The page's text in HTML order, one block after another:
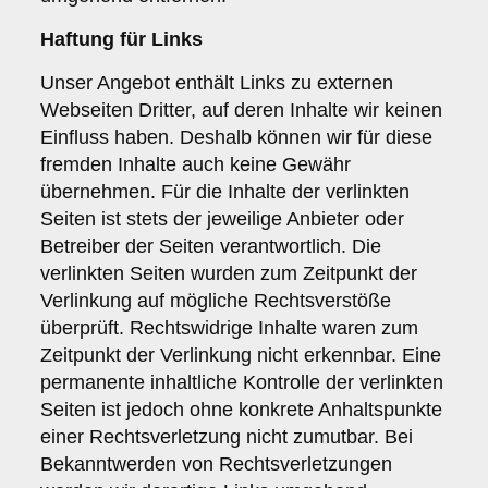
Haftung für Links
Unser Angebot enthält Links zu externen
Webseiten Dritter, auf deren Inhalte wir keinen
Einfluss haben. Deshalb können wir für diese
fremden Inhalte auch keine Gewähr
übernehmen. Für die Inhalte der verlinkten
Seiten ist stets der jeweilige Anbieter oder
Betreiber der Seiten verantwortlich. Die
verlinkten Seiten wurden zum Zeitpunkt der
Verlinkung auf mögliche Rechtsverstöße
überprüft. Rechtswidrige Inhalte waren zum
Zeitpunkt der Verlinkung nicht erkennbar. Eine
permanente inhaltliche Kontrolle der verlinkten
Seiten ist jedoch ohne konkrete Anhaltspunkte
einer Rechtsverletzung nicht zumutbar. Bei
Bekanntwerden von Rechtsverletzungen